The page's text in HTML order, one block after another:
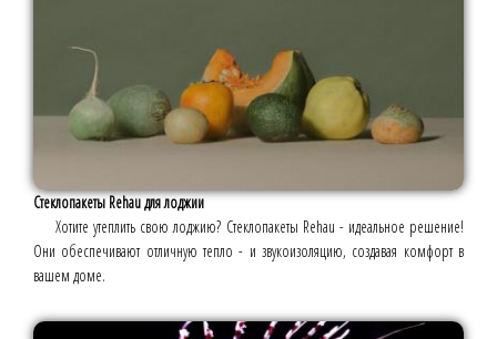
Стеклопакеты Rehau для лоджии
Хотите утеплить свою лоджию? Стеклопакеты Rehau - идеальное решение!
Они обеспечивают отличную тепло - и звукоизоляцию, создавая комфорт в
вашем доме.